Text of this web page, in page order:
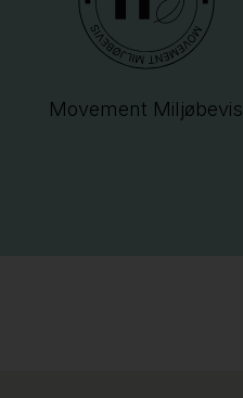
Movement Miljøbevis